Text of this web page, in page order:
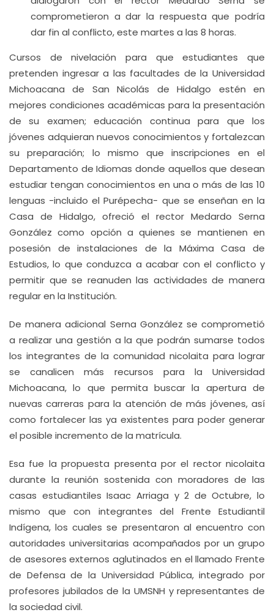
comprometieron a dar la respuesta que podría
dar fin al conflicto, este martes a las 8 horas.
Cursos de nivelación para que estudiantes que
pretenden ingresar a las facultades de la Universidad
Michoacana de San Nicolás de Hidalgo estén en
mejores condiciones académicas para la presentación
de su examen; educación continua para que los
jóvenes adquieran nuevos conocimientos y fortalezcan
su preparación; lo mismo que inscripciones en el
Departamento de Idiomas donde aquellos que desean
estudiar tengan conocimientos en una o más de las 10
lenguas -incluido el Purépecha- que se enseñan en la
Casa de Hidalgo, ofreció el rector Medardo Serna
González como opción a quienes se mantienen en
posesión de instalaciones de la Máxima Casa de
Estudios, lo que conduzca a acabar con el conflicto y
permitir que se reanuden las actividades de manera
regular en la Institución.
De manera adicional Serna González se comprometió
a realizar una gestión a la que podrán sumarse todos
los integrantes de la comunidad nicolaita para lograr
se canalicen más recursos para la Universidad
Michoacana, lo que permita buscar la apertura de
nuevas carreras para la atención de más jóvenes, así
como fortalecer las ya existentes para poder generar
el posible incremento de la matrícula.
Esa fue la propuesta presenta por el rector nicolaita
durante la reunión sostenida con moradores de las
casas estudiantiles Isaac Arriaga y 2 de Octubre, lo
mismo que con integrantes del Frente Estudiantil
Indígena, los cuales se presentaron al encuentro con
autoridades universitarias acompañados por un grupo
de asesores externos aglutinados en el llamado Frente
de Defensa de la Universidad Pública, integrado por
profesores jubilados de la UMSNH y representantes de
la sociedad civil.